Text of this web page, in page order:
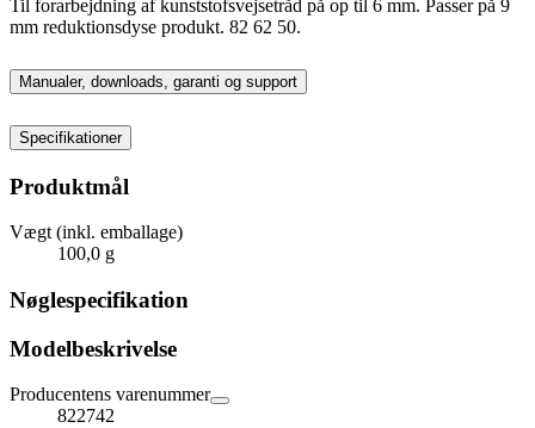
Til forarbejdning af kunststofsvejsetråd på op til 6 mm. Passer på 9
mm reduktionsdyse produkt. 82 62 50.
Manualer, downloads, garanti og support
Specifikationer
Produktmål
Vægt (inkl. emballage)
100,0 g
Nøglespecifikation
Modelbeskrivelse
Producentens varenummer
822742